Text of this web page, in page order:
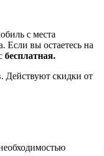
с места
Если вы остаетесь на
бесплатная.
Действуют скидки от